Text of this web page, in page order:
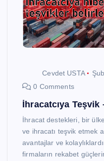
Cevdet USTA
0 Comments
İhracatcıya Teşvik
İhracat destekleri, bir
ve ihracatı teşvik etmek
avantajlar ve
firmaların rekabet